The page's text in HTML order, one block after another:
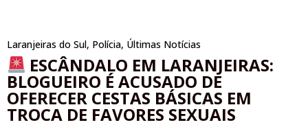
Laranjeiras do Sul, Polícia, Últimas Notícias
ESCÂNDALO EM LARANJEIRAS:
BLOGUEIRO É ACUSADO DE
OFERECER CESTAS BÁSICAS EM
TROCA DE FAVORES SEXUAIS